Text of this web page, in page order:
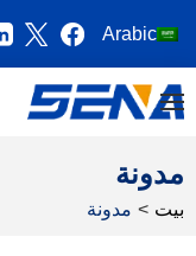
Arabic
مدونة
بيت > مدونة